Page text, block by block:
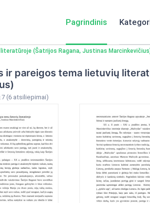
Pagrindinis
(Šatrijos Ragana, Justinas
ir pareigos tema lietuvių
(6 atsiliepimai)